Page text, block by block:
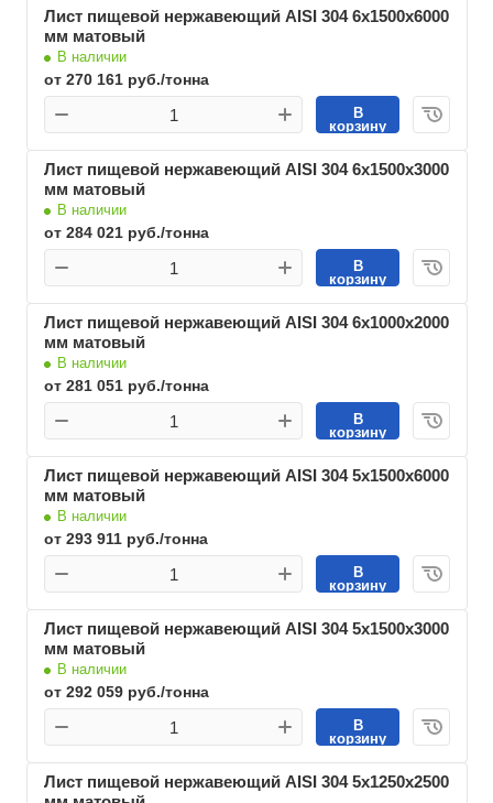
Лист пищевой нержавеющий AISI 304 6х1500х6000
мм матовый
В наличии
от 270 161 руб./тонна
В
корзину
Лист пищевой нержавеющий AISI 304 6х1500х3000
мм матовый
В наличии
от 284 021 руб./тонна
В
корзину
Лист пищевой нержавеющий AISI 304 6х1000х2000
мм матовый
В наличии
от 281 051 руб./тонна
В
корзину
Лист пищевой нержавеющий AISI 304 5х1500х6000
мм матовый
В наличии
от 293 911 руб./тонна
В
корзину
Лист пищевой нержавеющий AISI 304 5х1500х3000
мм матовый
В наличии
от 292 059 руб./тонна
В
корзину
Лист пищевой нержавеющий AISI 304 5х1250х2500